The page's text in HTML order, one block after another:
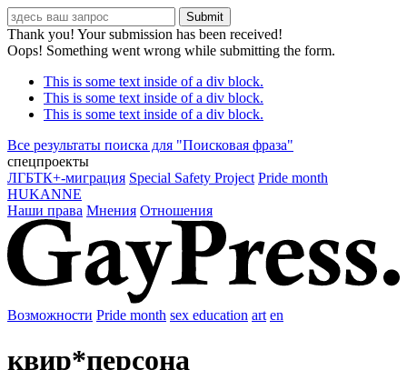
Thank you! Your submission has been received!
Oops! Something went wrong while submitting the form.
This is some text inside of a div block.
This is some text inside of a div block.
This is some text inside of a div block.
Все результаты поиска для "Поисковая фраза"
спецпроекты
ЛГБТК+-миграция Special Safety Project Pride month
HUKANNE
Наши права Мнения Отношения
Возможности Pride month sex education art en
квир*персона